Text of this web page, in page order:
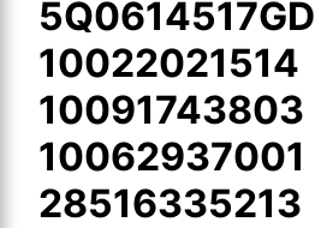
5Q0614517GD
10022021514
10091743803
10062937001
28516335213